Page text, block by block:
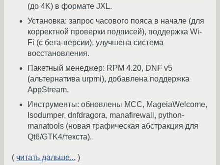
(до 4K) в формате JXL.
Установка: запрос часового пояса в начале (для
корректной проверки подписей), поддержка Wi-
Fi (с бета-версии), улучшена система
восстановления.
Пакетный менеджер: RPM 4.20, DNF v5
(альтернатива urpmi), добавлена поддержка
AppStream.
Инструменты: обновлены MCC, MageiaWelcome,
Isodumper, dnfdragora, manafirewall, python-
manatools (новая графическая абстракция для
Qt6/GTK4/текста).
( читать дальше... )